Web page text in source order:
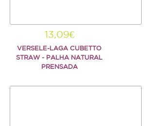
13,09€
VERSELE-LAGA CUBETTO
STRAW - PALHA NATURAL
PRENSADA